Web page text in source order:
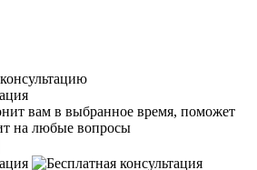
вам в выбранное время, поможет
на любые вопросы